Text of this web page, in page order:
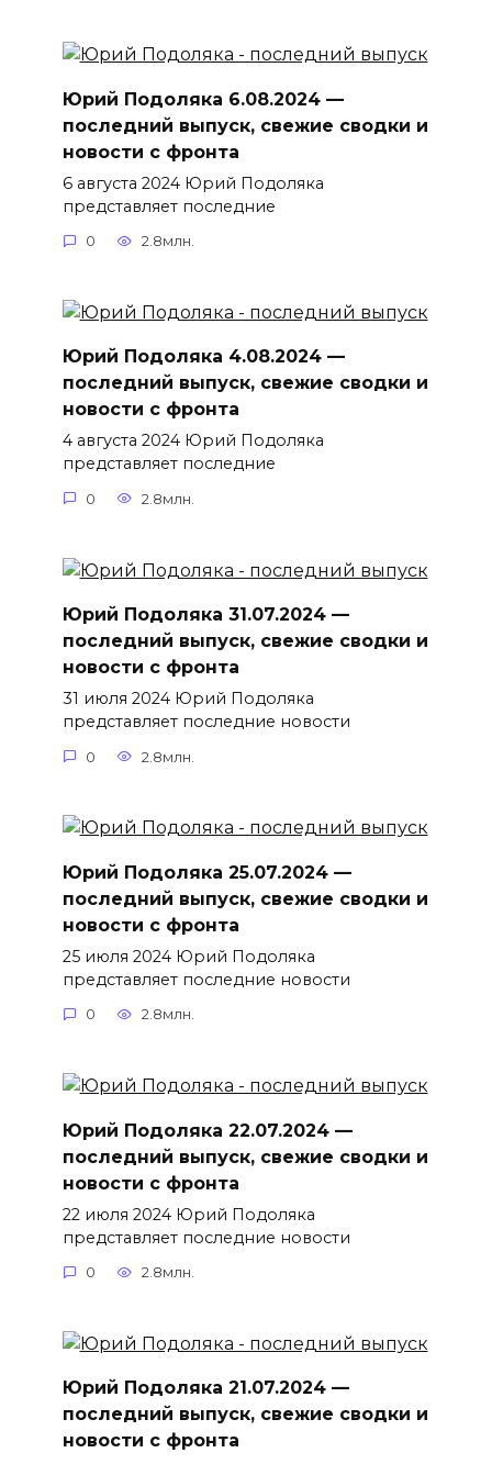
Юрий Подоляка 6.08.2024 —
последний выпуск, свежие сводки и
новости с фронта
6 августа 2024 Юрий Подоляка
представляет последние
0 2.8млн.
Юрий Подоляка 4.08.2024 —
последний выпуск, свежие сводки и
новости с фронта
4 августа 2024 Юрий Подоляка
представляет последние
0 2.8млн.
Юрий Подоляка 31.07.2024 —
последний выпуск, свежие сводки и
новости с фронта
31 июля 2024 Юрий Подоляка
представляет последние новости
0 2.8млн.
Юрий Подоляка 25.07.2024 —
последний выпуск, свежие сводки и
новости с фронта
25 июля 2024 Юрий Подоляка
представляет последние новости
0 2.8млн.
Юрий Подоляка 22.07.2024 —
последний выпуск, свежие сводки и
новости с фронта
22 июля 2024 Юрий Подоляка
представляет последние новости
0 2.8млн.
Юрий Подоляка 21.07.2024 —
последний выпуск, свежие сводки и
новости с фронта